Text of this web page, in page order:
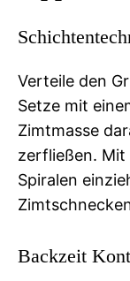
Verteile den
Setze mit
Zimtmasse
zerfließen. Mit
Spiralen
Backzeit